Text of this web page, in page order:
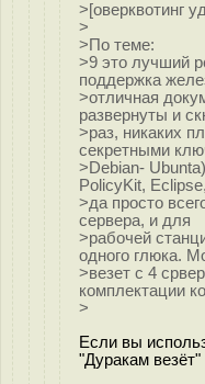
>[оверквотинг
>
>По теме:
>9 это лучший
поддержка
>отличная
развернуты и
>раз, никаких
секретными
>Debian-
PolicyKit,
>да просто
сервера, и для
>рабочей
одного глюка.
>везет с 4
комплектации
>
Если вы
"Дуракам